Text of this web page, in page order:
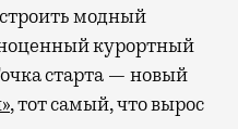
модный
курортный
старта — новый
, тот самый, что вырос